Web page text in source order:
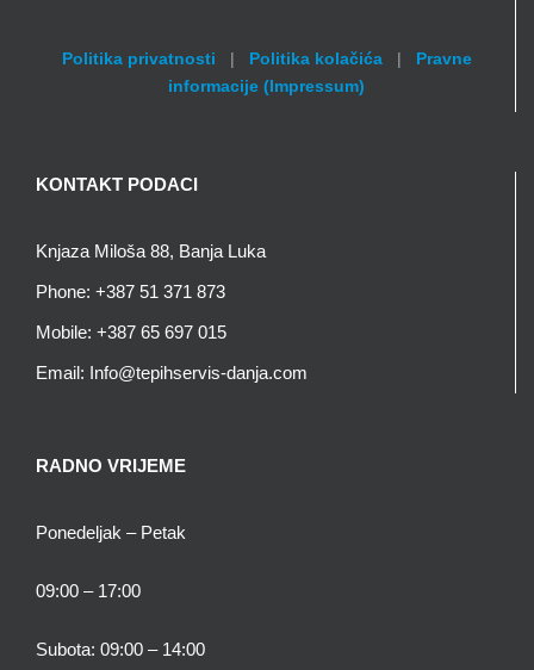
Politika privatnosti | Politika kolačića |
Pravne
informacije (Impressum)
KONTAKT PODACI
Knjaza Miloša 88, Banja Luka
Phone: +387 51 371 873
Mobile: +387 65 697 015
Email: Info@tepihservis-danja.com
RADNO VRIJEME
Ponedeljak – Petak
09:00 – 17:00
Subota: 09:00 – 14:00